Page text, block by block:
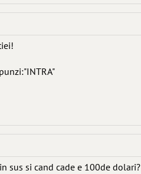
sus si cand cade e 100de dolari?